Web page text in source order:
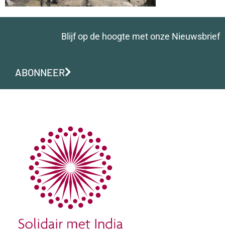
Blijf op de hoogte met onze Nieuwsbrief
ABONNEER